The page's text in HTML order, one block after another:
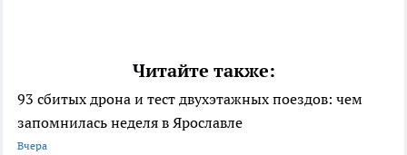
Читайте также:
93 сбитых дрона и тест двухэтажных поездов: чем
запомнилась неделя в Ярославле
Вчера